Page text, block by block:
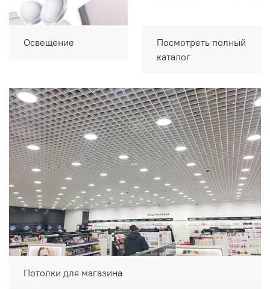
Освещение
Посмотреть полный
каталог
Потолки для магазина